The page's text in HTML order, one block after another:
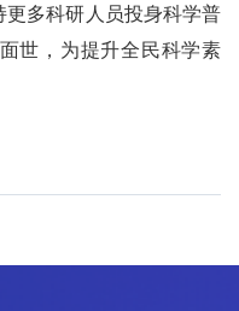
多科研人员投身科学普
世，为提升全民科学素